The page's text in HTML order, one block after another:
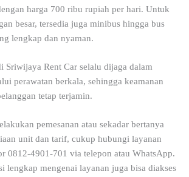
harga 700 ribu rupiah per hari. Untuk
besar, tersedia juga minibus hingga bus
lengkap dan nyaman.
Sriwijaya Rent Car selalu dijaga dalam
perawatan berkala, sehingga keamanan
tetap terjamin.
pemesanan atau sekadar bertanya
unit dan tarif, cukup hubungi layanan
0812-4901-701 via telepon atau WhatsApp.
lengkap mengenai layanan juga bisa diakses